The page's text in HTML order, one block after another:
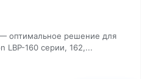
оптимальное решение для
LBP-160 серии, 162,...